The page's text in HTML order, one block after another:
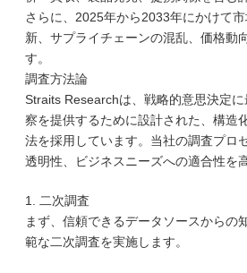
さらに、2025年から2033年にかけて
新、サプライチェーンの混乱、価格動
す。
調査方法論
Straits Researchは、戦略的意思決定
察を提供するために設計された、構造
法を採用しています。当社の調査プロ
透明性、ビジネスニーズへの適合性を
1. 二次調査
まず、信頼できるデータソースからの
範な二次調査を実施します。